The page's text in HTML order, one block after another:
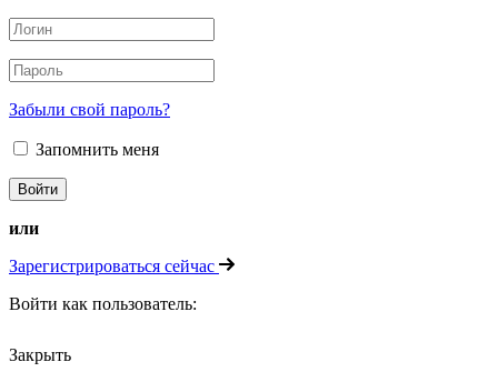
Забыли свой пароль?
Запомнить меня
или
Зарегистрироваться сейчас
Войти как пользователь:
Закрыть